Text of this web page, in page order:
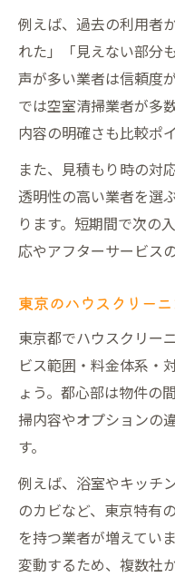
例えば、過去の利用者
れた」「見えない部分
声が多い業者は信頼度
では空室清掃業者が多
内容の明確さも比較ポ
また、見積もり時の対
透明性の高い業者を選
ります。短期間で次の
応やアフターサービス
東京のハウスクリー
東京都でハウスクリー
ビス範囲・料金体系・
ょう。都心部は物件の
掃内容やオプションの
す。
例えば、浴室やキッチ
のカビなど、東京特有
を持つ業者が増えてい
変動するため、複数社